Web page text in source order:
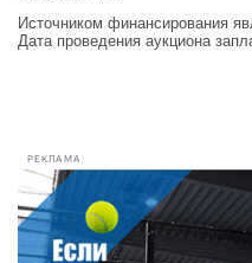
Источником финансирования
Дата проведения аукциона
РЕКЛАМА